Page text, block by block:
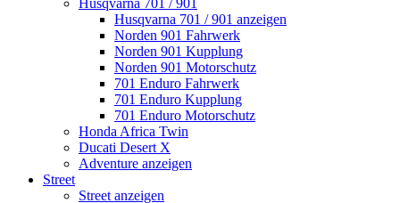
Husqvarna 701 / 901
Husqvarna 701 / 901 anzeigen
Norden 901 Fahrwerk
Norden 901 Kupplung
Norden 901 Motorschutz
701 Enduro Fahrwerk
701 Enduro Kupplung
701 Enduro Motorschutz
Honda Africa Twin
Ducati Desert X
Adventure anzeigen
Street
Street anzeigen